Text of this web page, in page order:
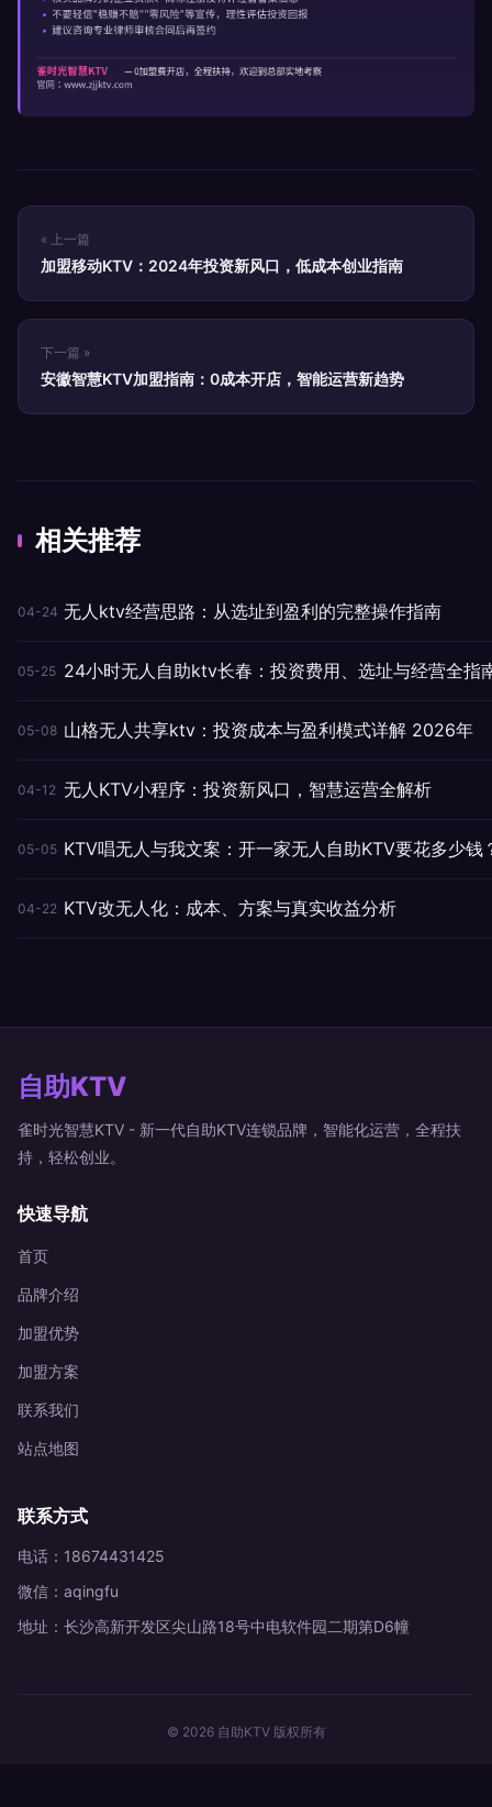
« 上一篇
加盟移动KTV：2024年投资新风口，低成本创业指南
下一篇 »
安徽智慧KTV加盟指南：0成本开店，智能运营新趋势
相关推荐
04-24 无人ktv经营思路：从选址到盈利的完整操作指南
05-25 24小时无人自助ktv长春：投资费用、选址与经营全指
05-08 山格无人共享ktv：投资成本与盈利模式详解 2026年
04-12 无人KTV小程序：投资新风口，智慧运营全解析
05-05 KTV唱无人与我文案：开一家无人自助KTV要花多少钱
04-22 KTV改无人化：成本、方案与真实收益分析
自助KTV
雀时光智慧KTV - 新一代自助KTV连锁品牌，智能化运营，全程扶
持，轻松创业。
快速导航
首页
品牌介绍
加盟优势
加盟方案
联系我们
站点地图
联系方式
电话：18674431425
微信：aqingfu
地址：长沙高新开发区尖山路18号中电软件园二期第D6幢
© 2026 自助KTV 版权所有